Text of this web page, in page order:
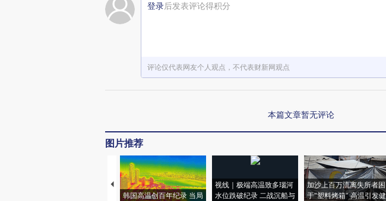
登录后发表评论得积分
评论仅代表网友个人观点，不代表财新网观点
本篇文章暂无评论
图片推荐
韩国高温创百年纪录 当局
视线｜极端高温致多瑙河
水位跌破纪录 二战沉船与
加沙上百万流离失所者困
于“塑料烤箱” 高温引发健